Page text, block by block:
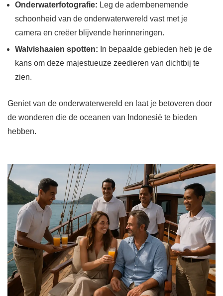
Onderwaterfotografie: Leg de adembenemende
schoonheid van de onderwaterwereld vast met je
camera en creëer blijvende herinneringen.
Walvishaaien spotten: In bepaalde gebieden heb je de
kans om deze majestueuze zeedieren van dichtbij te
zien.
Geniet van de onderwaterwereld en laat je betoveren door
de wonderen die de oceanen van Indonesië te bieden
hebben.